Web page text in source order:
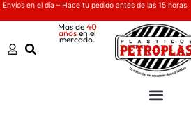
Envíos en el día – Hace tu pedido antes de las 15 horas
Mas de 40
añosen el
mercado.